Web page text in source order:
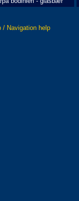
/ Navigation help